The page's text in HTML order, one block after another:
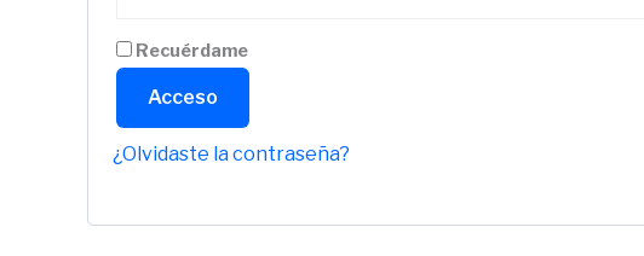
Recuérdame
Acceso
¿Olvidaste la contraseña?